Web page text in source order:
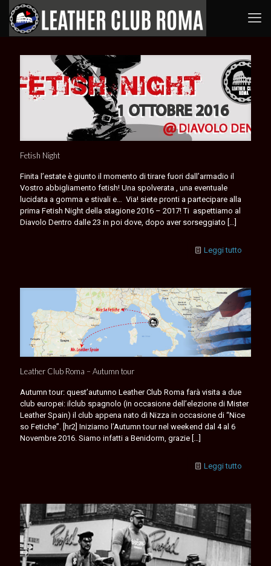
Fetish Night
Finita l’estate è giunto il momento di tirare fuori dall’armadio il
Vostro abbigliamento fetish! Una spolverata , una eventuale
lucidata a gomma e stivali e… Via! siete pronti a partecipare alla
prima Fetish Night della stagione 2016 – 2017! Ti aspettiamo al
Diavolo Dentro dalle 23 in poi dove, dopo aver sorseggiato […]
Leggi tutto
Leather Club Roma – Autumn tour
Autumn tour: quest’autunno Leather Club Roma farà visita a due
club europei: ilclub spagnolo (in occasione dell’elezione di Mister
Leather Spain) il club appena nato di Nizza in occasione di “Nice
so Fetiche”. [hr2] Iniziamo l’Autumn tour nel weekend dal 4 al 6
Novembre 2016. Siamo infatti a Benidorm, grazie
Leggi tutto